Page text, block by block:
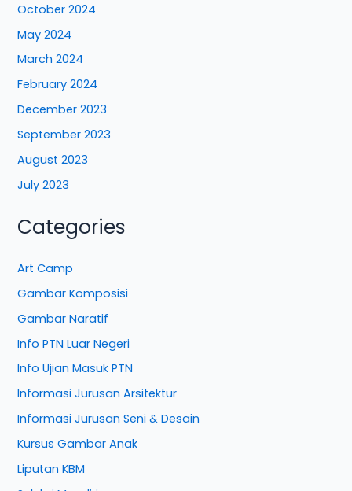
October 2024
May 2024
March 2024
February 2024
December 2023
September 2023
August 2023
July 2023
Categories
Art Camp
Gambar Komposisi
Gambar Naratif
Info PTN Luar Negeri
Info Ujian Masuk PTN
Informasi Jurusan Arsitektur
Informasi Jurusan Seni & Desain
Kursus Gambar Anak
Liputan KBM